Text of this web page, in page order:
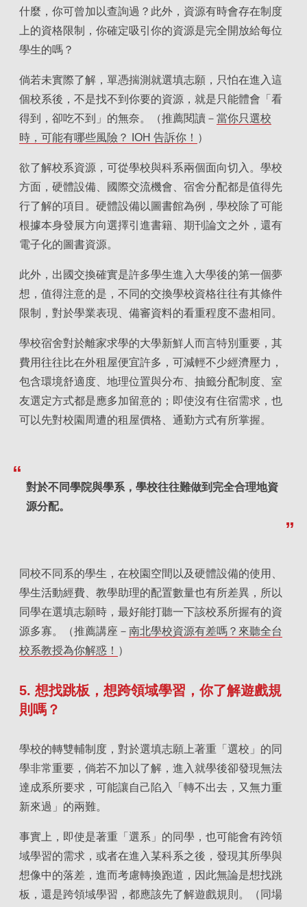
什麼，你可曾加以查詢過？此外，資源有時會存在制度
上的資格限制，你確定吸引你的資源是完全開放給每位
學生的嗎？
倘若未實際了解，單憑揣測就選填志願，只怕在進入這
個校系後，不是找不到你要的資源，就是只能體會「看
得到，卻吃不到」的無奈。（推薦閱讀－ 當你只選校
時，可能有哪些風險？ IOH 告訴你！ ）
欲了解校系資源，可從學校與科系兩個面向切入。學校
方面，硬體設備、國際交流機會、宿舍分配都是值得先
行了解的項目。硬體設備以圖書館為例，學校除了可能
根據本身發展方向選擇引進書籍、期刊論文之外，還有
電子化的圖書資源。
此外，出國交換確實是許多學生進入大學後的第一個夢
想，值得注意的是，不同的交換學校資格往往有其條件
限制，對於學業表現、備審資料的看重程度不盡相同。
學校宿舍對於離家求學的大學新鮮人而言特別重要，其
費用往往比在外租屋便宜許多，可減輕不少經濟壓力，
包含環境舒適度、地理位置與分布、抽籤分配制度、室
友選定方式都是應多加留意的；即使沒有住宿需求，也
可以先對校園周遭的租屋價格、通勤方式有所掌握。
對於不同學院與學系，學校往往難做到完全合理地資
源分配。
同校不同系的學生，在校園空間以及硬體設備的使用、
學生活動經費、教學助理的配置數量也有所差異，所以
同學在選填志願時，最好能打聽一下該校系所握有的資
源多寡。（推薦講座－ 南北學校資源有差嗎？來聽全台
校系教授為你解惑！ ）
5. 想找跳板，想跨領域學習，你了解遊戲規
則嗎？
學校的轉雙輔制度，對於選填志願上著重「選校」的同
學非常重要，倘若不加以了解，進入就學後卻發現無法
達成系所要求，可能讓自己陷入「轉不出去，又無力重
新來過」的兩難。
事實上，即使是著重「選系」的同學，也可能會有跨領
域學習的需求，或者在進入某科系之後，發現其所學與
想像中的落差，進而考慮轉換跑道，因此無論是想找跳
板，還是跨領域學習，都應該先了解遊戲規則。（同場